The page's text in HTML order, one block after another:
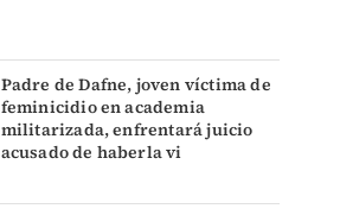
Padre de Dafne, joven víctima de
feminicidio en academia
militarizada, enfrentará juicio
acusado de haberla vi